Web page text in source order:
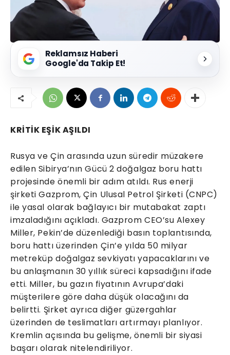
Reklamsız Haberi
Google'da Takip Et!
KRİTİK EŞİK AŞILDI
Rusya ve Çin arasında uzun süredir müzakere
edilen Sibirya’nın Gücü 2 doğalgaz boru hattı
projesinde önemli bir adım atıldı. Rus enerji
şirketi Gazprom, Çin Ulusal Petrol Şirketi (CNPC)
ile yasal olarak bağlayıcı bir mutabakat zaptı
imzaladığını açıkladı. Gazprom CEO’su Alexey
Miller, Pekin’de düzenlediği basın toplantısında,
boru hattı üzerinden Çin’e yılda 50 milyar
metreküp doğalgaz sevkiyatı yapacaklarını ve
bu anlaşmanın 30 yıllık süreci kapsadığını ifade
etti. Miller, bu gazın fiyatının Avrupa’daki
müşterilere göre daha düşük olacağını da
belirtti. Şirket ayrıca diğer güzergahlar
üzerinden de teslimatları artırmayı planlıyor.
Kremlin açısında bu gelişme, önemli bir siyasi
başarı olarak nitelendiriliyor.